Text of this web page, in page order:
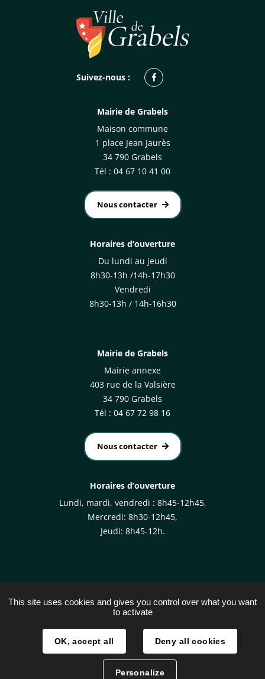
Suivez-nous : Facebook
Mairie de Grabels
Maison commune
1 place Jean Jaurès
34 790 Grabels
Tél : 04 67 10 41 00
Nous contacter
Horaires d’ouverture
Du lundi au jeudi
8h30-13h /14h-17h30
Vendredi
8h30-13h / 14h-16h30
Mairie de Grabels
Mairie annexe
403 rue de la Valsière
34 790 Grabels
Tél : 04 67 72 98 16
Nous contacter
Horaires d’ouverture
Lundi, mardi, vendredi : 8h45-12h45,
Mercredi: 8h30-12h45,
Jeudi: 8h45-12h.
Mentions légales
Traitement des données
This site uses cookies and gives you control over what you want
to activate
OK, accept all Deny all cookies
Personalize